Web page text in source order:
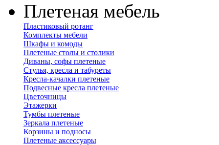
Плетеная мебель
Пластиковый ротанг
Комплекты мебели
Шкафы и комоды
Плетеные столы и столики
Диваны, софы плетеные
Стулья, кресла и табуреты
Кресла-качалки плетеные
Подвесные кресла плетеные
Цветочницы
Этажерки
Тумбы плетеные
Зеркала плетеные
Корзины и подносы
Плетеные аксессуары